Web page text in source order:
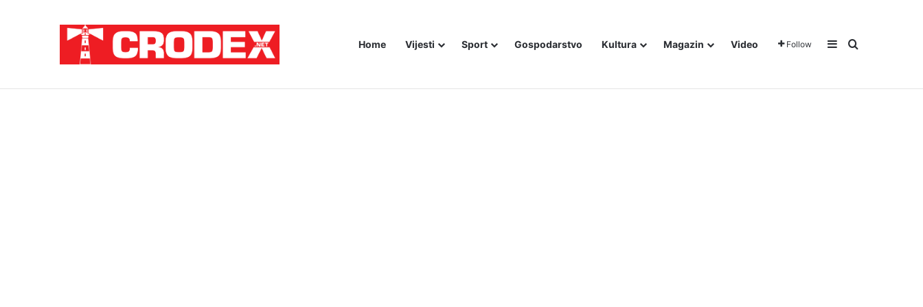
Home Vijesti Sport Gospodarstvo Kultura Magazin Video Follow Sidebar
Traži